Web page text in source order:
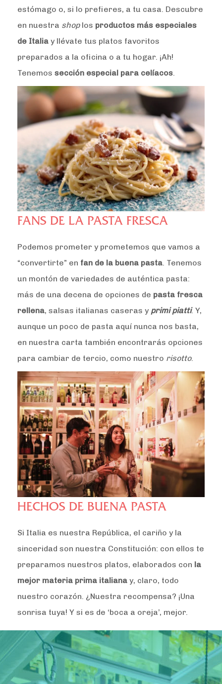
estómago o, si lo prefieres, a tu casa. Descubre
en nuestra shoplos productos más especiales
de Italia y llévate tus platos favoritos
preparados a la oficina o a tu hogar. ¡Ah!
Tenemos sección especial para celíacos
FANS DE LA PASTA FRESCA
Podemos prometer y prometemos que vamos a
“convertirte” en fan de la buena pasta. Tenemos
un montón de variedades de auténtica pasta:
más de una decena de opciones de pasta fresca
rellena, salsas italianas caseras y primi piatti. Y,
aunque un poco de pasta aquí nunca nos basta,
en nuestra carta también encontrarás opciones
para cambiar de tercio, como nuestro risotto.
HECHOS DE BUENA PASTA
Si Italia es nuestra República, el cariño y la
sinceridad son nuestra Constitución: con ellos te
preparamos nuestros platos, elaborados con la
mejor materia prima italiana y, claro, todo
nuestro corazón. ¿Nuestra recompensa? ¡Una
sonrisa tuya! Y si es de ‘boca a oreja’, mejor.